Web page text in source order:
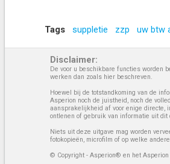
Tags suppletie zzp uw btw
Disclaimer:
De voor u beschikbare functies worden
werken dan zoals hier beschreven.
Hoewel bij de totstandkoming van de
Asperion noch de juistheid, noch de
aansprakelijkheid af voor enige directe,
ontlenen of gebruik van informatie uit
Niets uit deze uitgave mag worden
fotokopieën, microfilm of op welke
© Copyright - Asperion® en het